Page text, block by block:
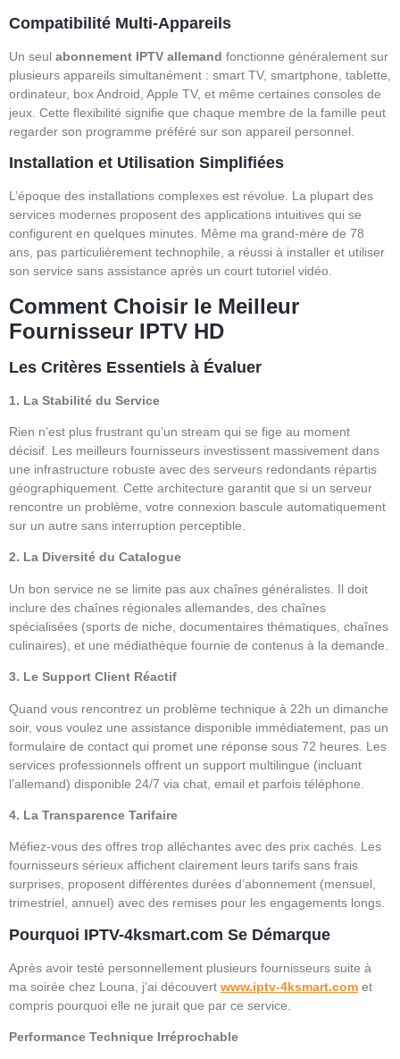
Compatibilité Multi-Appareils
Un seul abonnement IPTV allemand fonctionne généralement sur
plusieurs appareils simultanément : smart TV, smartphone, tablette,
ordinateur, box Android, Apple TV, et même certaines consoles de
jeux. Cette flexibilité signifie que chaque membre de la famille peut
regarder son programme préféré sur son appareil personnel.
Installation et Utilisation Simplifiées
L’époque des installations complexes est révolue. La plupart des
services modernes proposent des applications intuitives qui se
configurent en quelques minutes. Même ma grand-mère de 78
ans, pas particulièrement technophile, a réussi à installer et utiliser
son service sans assistance après un court tutoriel vidéo.
Comment Choisir le Meilleur
Fournisseur IPTV HD
Les Critères Essentiels à Évaluer
1. La Stabilité du Service
Rien n’est plus frustrant qu’un stream qui se fige au moment
décisif. Les meilleurs fournisseurs investissent massivement dans
une infrastructure robuste avec des serveurs redondants répartis
géographiquement. Cette architecture garantit que si un serveur
rencontre un problème, votre connexion bascule automatiquement
sur un autre sans interruption perceptible.
2. La Diversité du Catalogue
Un bon service ne se limite pas aux chaînes généralistes. Il doit
inclure des chaînes régionales allemandes, des chaînes
spécialisées (sports de niche, documentaires thématiques, chaînes
culinaires), et une médiathèque fournie de contenus à la demande.
3. Le Support Client Réactif
Quand vous rencontrez un problème technique à 22h un dimanche
soir, vous voulez une assistance disponible immédiatement, pas un
formulaire de contact qui promet une réponse sous 72 heures. Les
services professionnels offrent un support multilingue (incluant
l’allemand) disponible 24/7 via chat, email et parfois téléphone.
4. La Transparence Tarifaire
Méfiez-vous des offres trop alléchantes avec des prix cachés. Les
fournisseurs sérieux affichent clairement leurs tarifs sans frais
surprises, proposent différentes durées d’abonnement (mensuel,
trimestriel, annuel) avec des remises pour les engagements longs.
Pourquoi IPTV-4ksmart.com Se Démarque
Après avoir testé personnellement plusieurs fournisseurs suite à
ma soirée chez Louna, j’ai découvert www.iptv-4ksmart.com et
compris pourquoi elle ne jurait que par ce service.
Performance Technique Irréprochable